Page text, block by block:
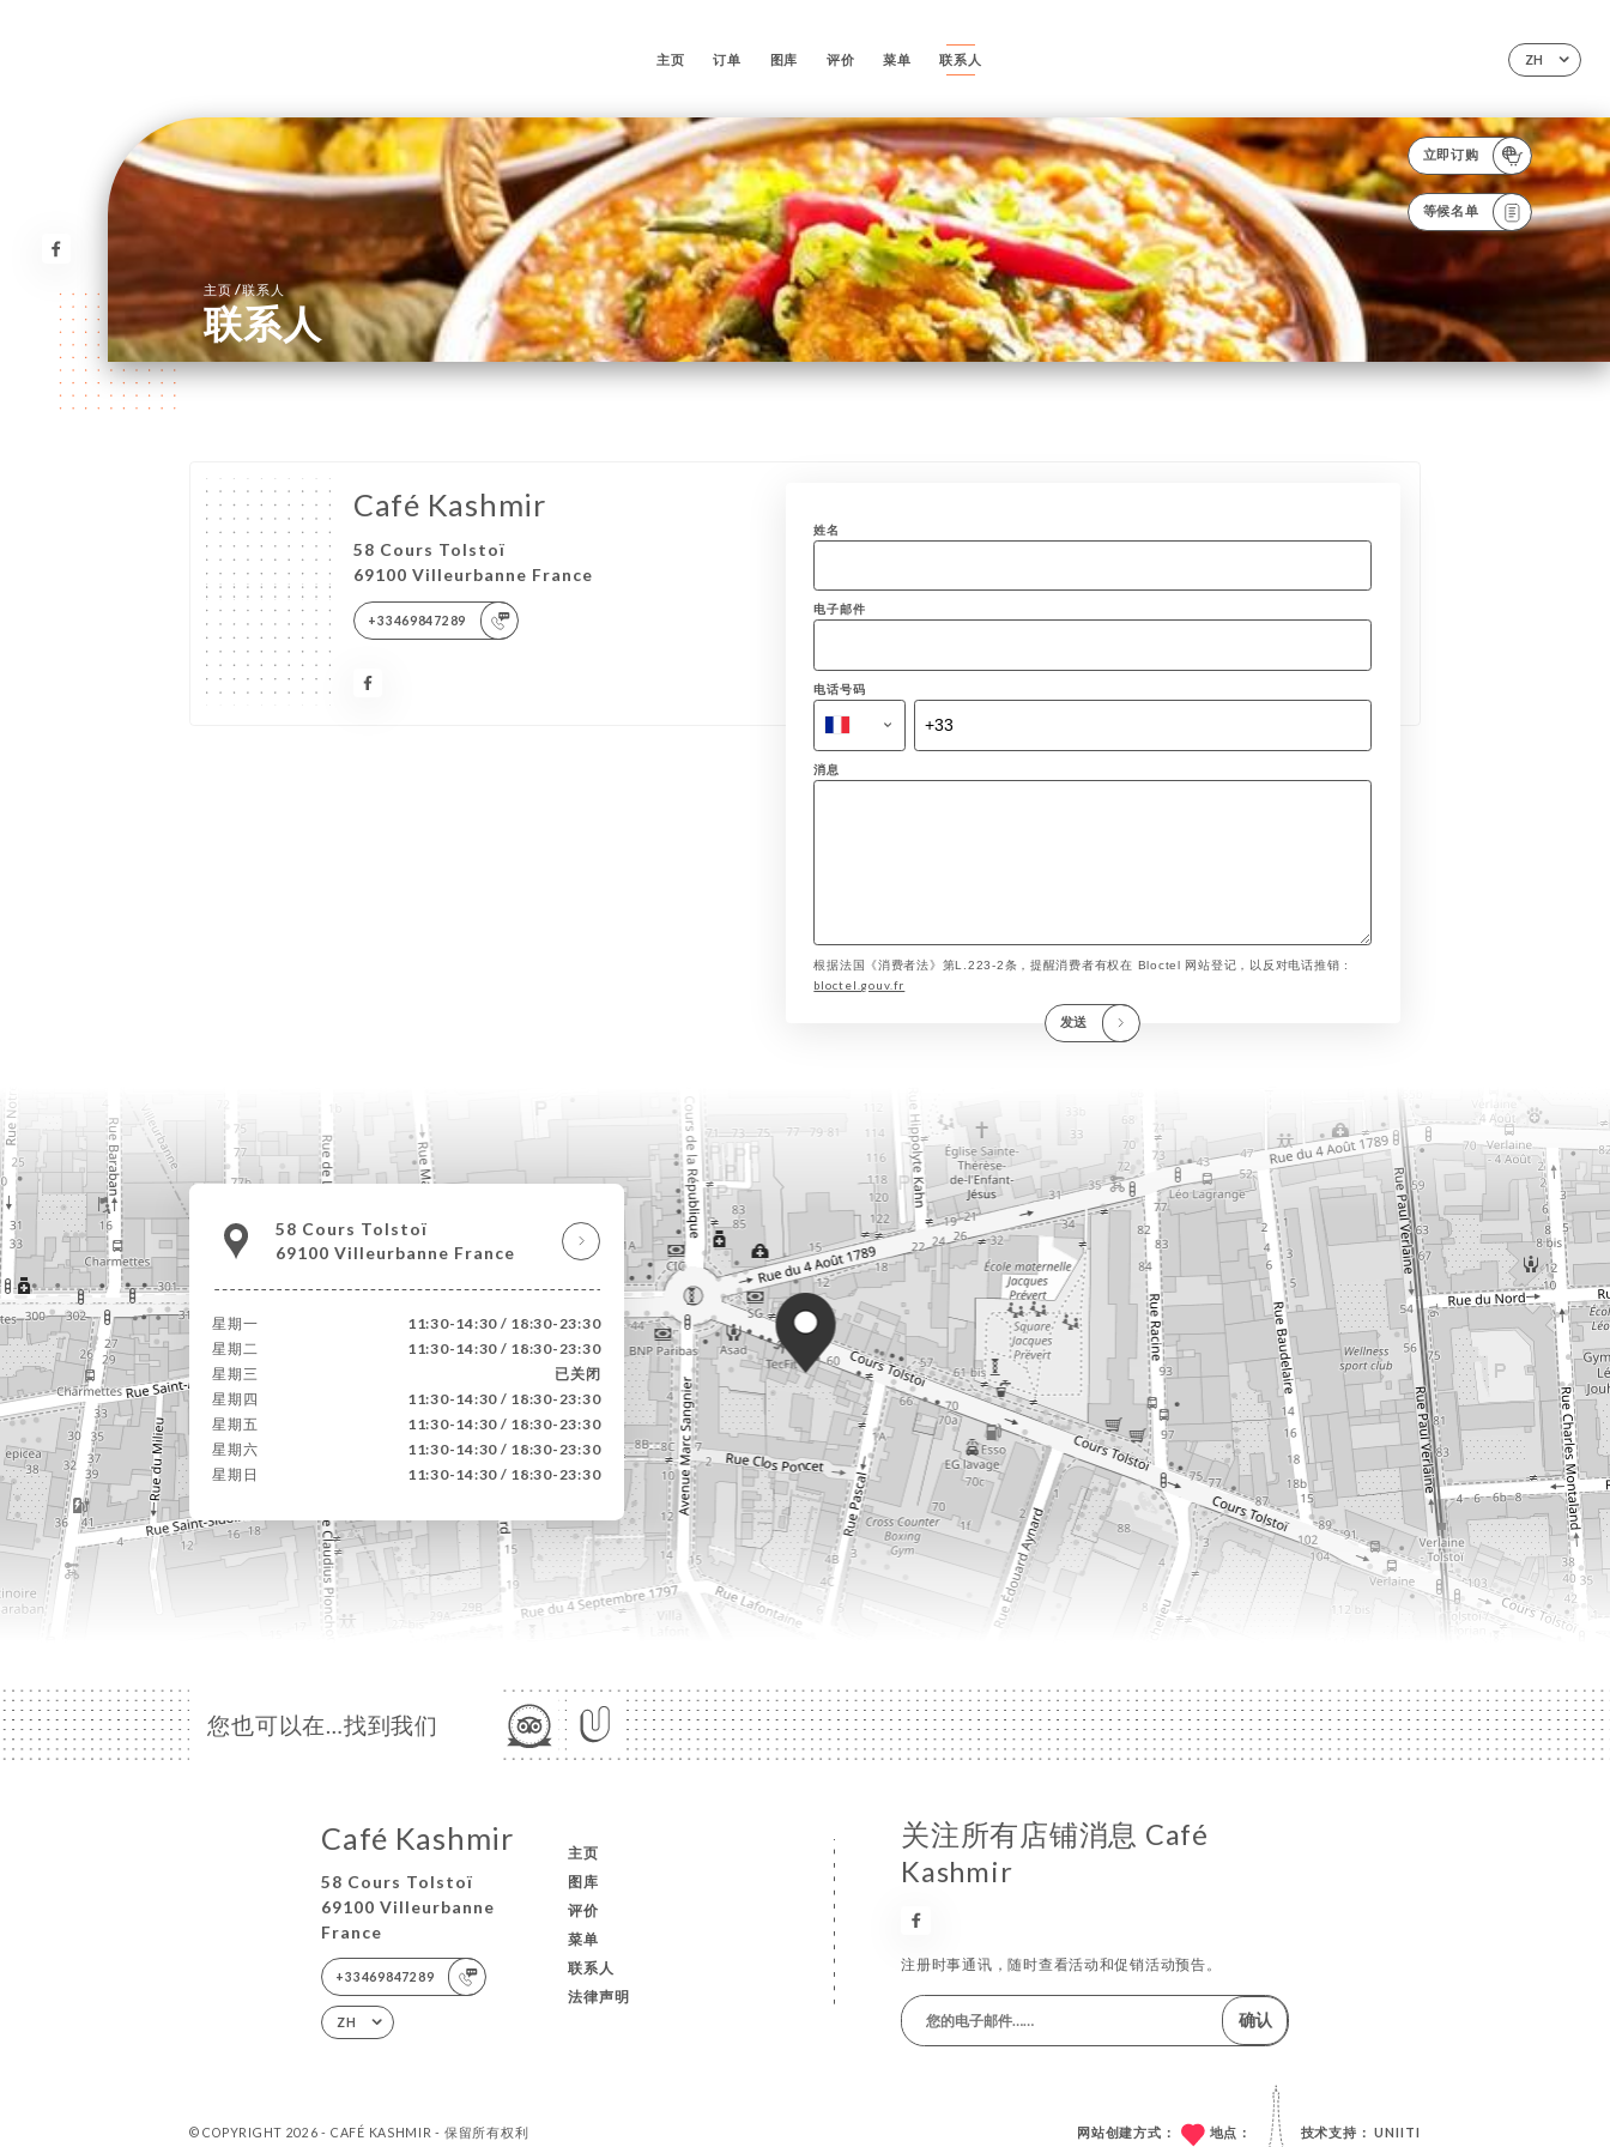
ZH
主页 订单 图库 评价 菜单 联系人
立即订购
等候名单
主页/联系人
联系人
Café Kashmir
58 Cours Tolstoï
69100 Villeurbanne France
+33469847289
姓名
电子邮件
电话号码
消息
根据法国《消费者法》第L.223-2条，提醒消费者有权在 Bloctel 网站登记，以反对电话推销 :
bloctel.gouv.fr
发送
58 Cours Tolstoï
69100 Villeurbanne France
星期一
11:30-14:30 / 18:30-23:30
星期二
11:30-14:30 / 18:30-23:30
星期三
已关闭
星期四
11:30-14:30 / 18:30-23:30
星期五
11:30-14:30 / 18:30-23:30
星期六
11:30-14:30 / 18:30-23:30
星期日
11:30-14:30 / 18:30-23:30
您也可以在…找到我们
Café Kashmir
58 Cours Tolstoï
69100 Villeurbanne
France
+33469847289
ZH
主页
图库
评价
菜单
联系人
法律声明
关注所有店铺消息 Café
Kashmir
注册时事通讯，随时查看活动和促销活动预告。
确认
© COPYRIGHT 2026 - CAFÉ KASHMIR - 保留所有权利 网站创建方式： 地点： 技术支持：UNIITI